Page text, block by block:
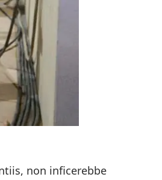
non inficerebbe